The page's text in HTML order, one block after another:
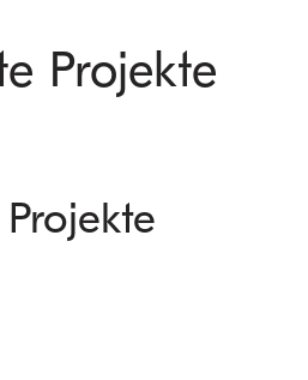
Projekte